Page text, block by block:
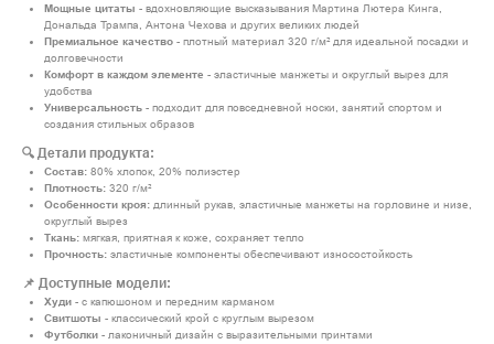
Мощные цитаты - вдохновляющие высказывания Мартина Лютера Кинга,
Дональда Трампа, Антона Чехова и других великих людей
Премиальное качество - плотный материал 320 г/м² для идеальной посадки и
долговечности
Комфорт в каждом элементе - эластичные манжеты и округлый вырез для
удобства
Универсальность - подходит для повседневной носки, занятий спортом и
создания стильных образов
🔍 Детали продукта:
Состав: 80% хлопок, 20% полиэстер
Плотность: 320 г/м²
Особенности кроя: длинный рукав, эластичные манжеты на горловине и низе,
округлый вырез
Ткань: мягкая, приятная к коже, сохраняет тепло
Прочность: эластичные компоненты обеспечивают износостойкость
📌 Доступные модели:
Худи - с капюшоном и передним карманом
Свитшоты - классический крой с круглым вырезом
Футболки - лаконичный дизайн с выразительными принтами